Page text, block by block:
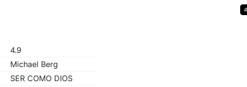
4.9
Michael Berg
SER COMO DIOS